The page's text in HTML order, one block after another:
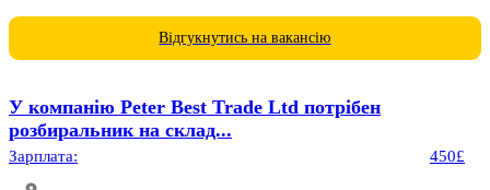
Відгукнутись на вакансію
У компанію Peter Best Trade Ltd потрібен
розбиральник на склад...
Зарплата: 450£